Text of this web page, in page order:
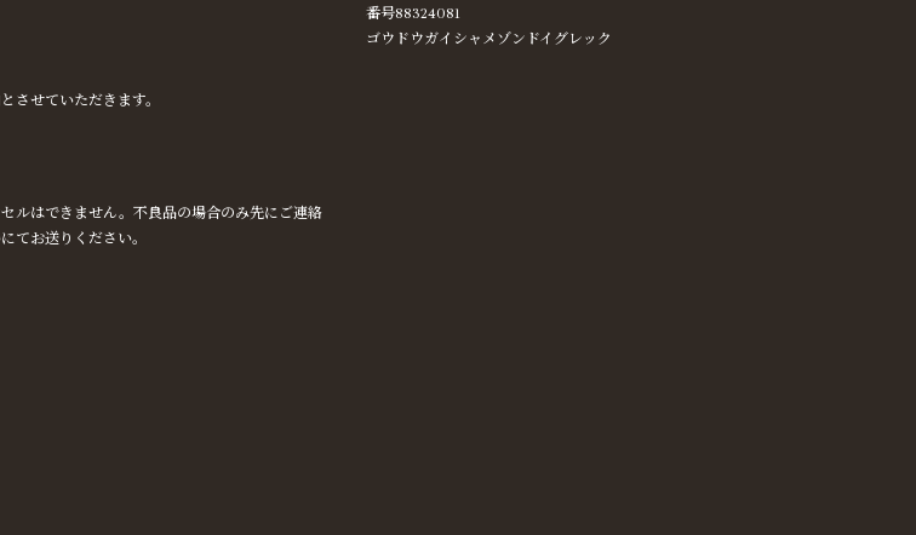
させていただきます。
ルはできません。不良品の場合のみ先にご連絡
てお送りください。
番号88324081
ゴウドウガイシャメゾンドイグレック